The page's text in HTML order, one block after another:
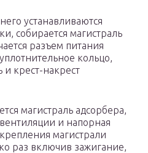
устанавливаются
собирается магистраль
разъем питания
кольцо,
и крест-накрест
магистраль адсорбера,
и напорная
магистрали
раз включив зажигание,